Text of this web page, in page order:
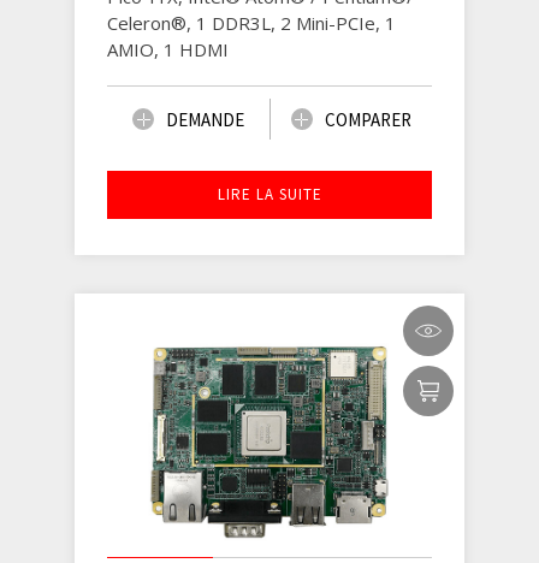
Celeron®, 1 DDR3L, 2 Mini-PCIe, 1
AMIO, 1 HDMI
DEMANDE COMPARER
LIRE LA SUITE